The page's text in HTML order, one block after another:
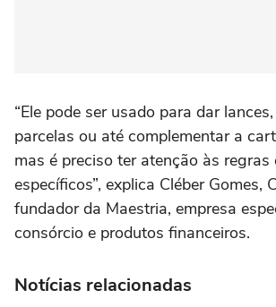
“Ele pode ser usado para dar
parcelas ou até complementar a
mas é preciso ter atenção às regras
específicos”, explica Cléber Gomes,
fundador da Maestria, empresa
consórcio e produtos financeiros.
Notícias relacionadas